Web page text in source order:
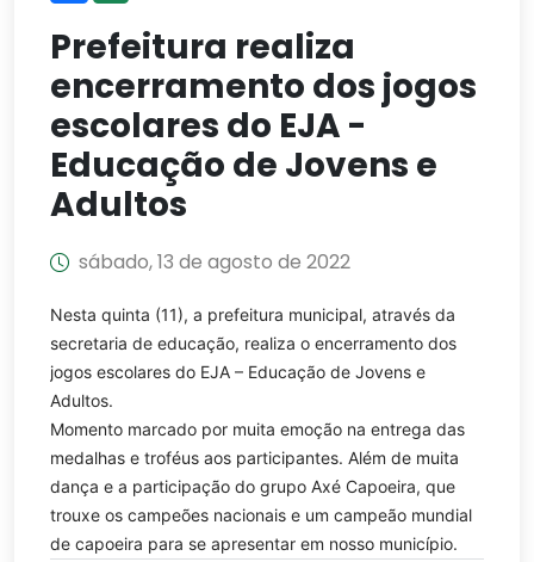
Prefeitura realiza
encerramento dos jogos
escolares do EJA -
Educação de Jovens e
Adultos
sábado, 13 de agosto de 2022
Nesta quinta (11), a prefeitura municipal, através da
secretaria de educação, realiza o encerramento dos
jogos escolares do EJA – Educação de Jovens e
Adultos.
Momento marcado por muita emoção na entrega das
medalhas e troféus aos participantes. Além de muita
dança e a participação do grupo Axé Capoeira, que
trouxe os campeões nacionais e um campeão mundial
de capoeira para se apresentar em nosso município.